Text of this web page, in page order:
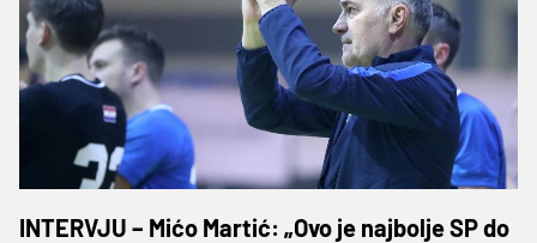
INTERVJU – Mićo Martić: „Ovo je najbolje SP do